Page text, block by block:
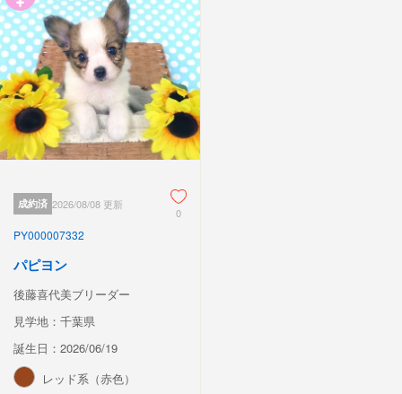
成約済 2026/08/08 更新
0
PY000007332
パピヨン
後藤喜代美ブリーダー
見学地：千葉県
誕生日：2026/06/19
レッド系（赤色）